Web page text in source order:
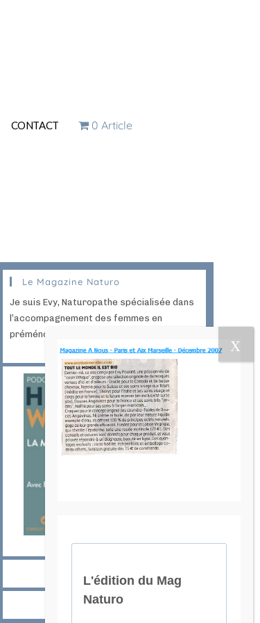
CONTACT 0 Article
Le Magazine Naturo
Je suis Evy, Naturopathe spécialisée dans
l’accompagnement des femmes en
préménopause et ménopause